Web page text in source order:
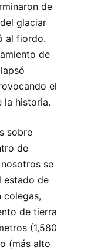
de
glaciar
al fiordo.
de
el
la historia.
sobre
de
se
estado de
colegas,
de tierra
(1,580
(más alto